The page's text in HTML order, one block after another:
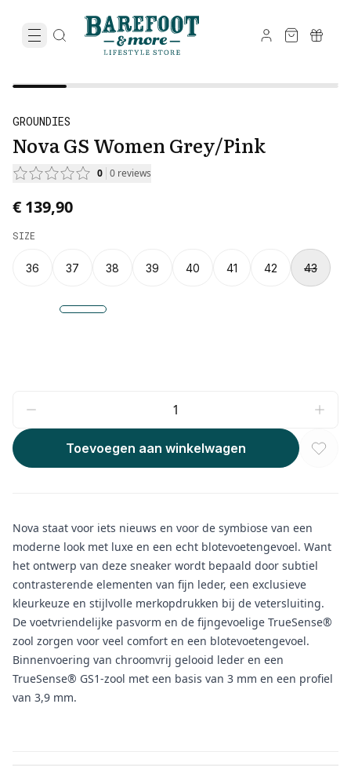
GROUNDIES
Nova GS Women Grey/Pink
0 0 reviews
€ 139,90
SIZE
36 37 38 39 40 41 42 43
Toevoegen aan winkelwagen
Nova staat voor iets nieuws en voor de symbiose van een
moderne look met luxe en een echt blotevoetengevoel. Want
het ontwerp van deze sneaker wordt bepaald door subtiel
contrasterende elementen van fijn leder, een exclusieve
kleurkeuze en stijlvolle merkopdrukken bij de vetersluiting.
De voetvriendelijke pasvorm en de fijngevoelige TrueSense®
zool zorgen voor veel comfort en een blotevoetengevoel.
Binnenvoering van chroomvrij gelooid leder en een
TrueSense® GS1-zool met een basis van 3 mm en een profiel
van 3,9 mm.